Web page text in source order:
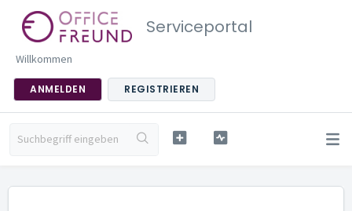
Serviceportal
Willkommen
ANMELDEN REGISTRIEREN